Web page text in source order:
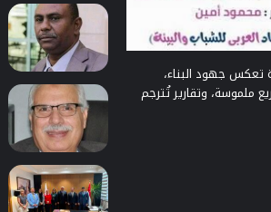
تعكس جهود البناء،
ملموسة، وتقارير تُترجم